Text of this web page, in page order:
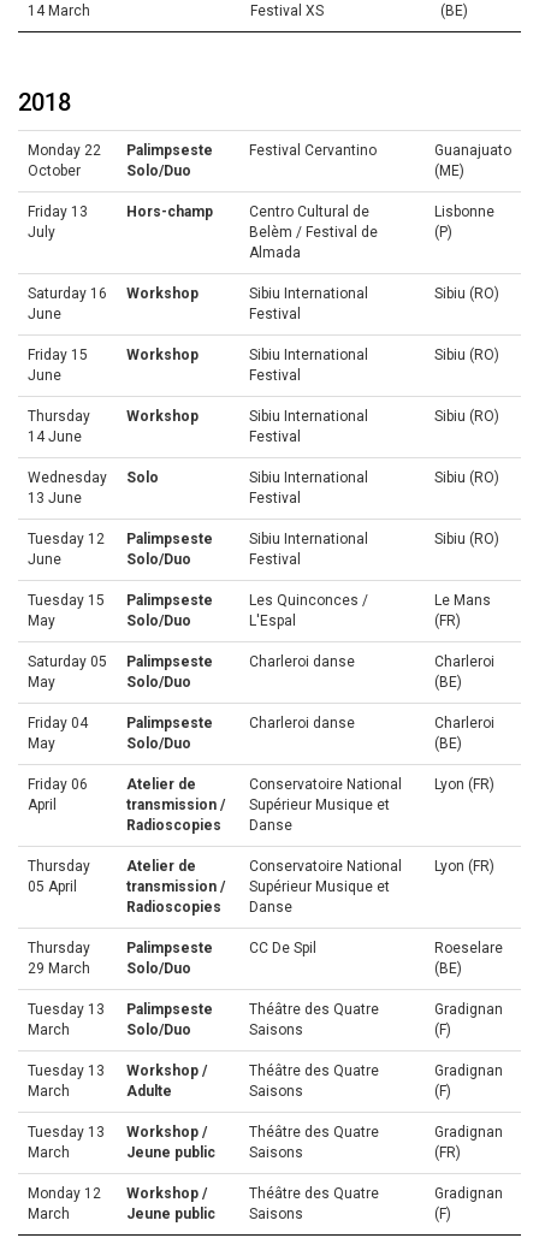
14 March
Festival XS
(BE)
2018
Monday 22
October
Palimpseste
Solo/Duo
Festival Cervantino
Guanajuato
(ME)
Friday 13
July
Hors-champ
Centro Cultural de
Belèm / Festival de
Almada
Lisbonne
(P)
Saturday 16
June
Workshop
Sibiu International
Festival
Sibiu (RO)
Friday 15
June
Workshop
Sibiu International
Festival
Sibiu (RO)
Thursday
14 June
Workshop
Sibiu International
Festival
Sibiu (RO)
Wednesday
13 June
Solo
Sibiu International
Festival
Sibiu (RO)
Tuesday 12
June
Palimpseste
Solo/Duo
Sibiu International
Festival
Sibiu (RO)
Tuesday 15
May
Palimpseste
Solo/Duo
Les Quinconces /
L'Espal
Le Mans
(FR)
Saturday 05
May
Palimpseste
Solo/Duo
Charleroi danse
Charleroi
(BE)
Friday 04
May
Palimpseste
Solo/Duo
Charleroi danse
Charleroi
(BE)
Friday 06
April
Atelier de
transmission /
Radioscopies
Conservatoire National
Supérieur Musique et
Danse
Lyon (FR)
Thursday
05 April
Atelier de
transmission /
Radioscopies
Conservatoire National
Supérieur Musique et
Danse
Lyon (FR)
Thursday
29 March
Palimpseste
Solo/Duo
CC De Spil
Roeselare
(BE)
Tuesday 13
March
Palimpseste
Solo/Duo
Théâtre des Quatre
Saisons
Gradignan
(F)
Tuesday 13
March
Workshop /
Adulte
Théâtre des Quatre
Saisons
Gradignan
(F)
Tuesday 13
March
Workshop /
Jeune public
Théâtre des Quatre
Saisons
Gradignan
(FR)
Monday 12
March
Workshop /
Jeune public
Théâtre des Quatre
Saisons
Gradignan
(F)